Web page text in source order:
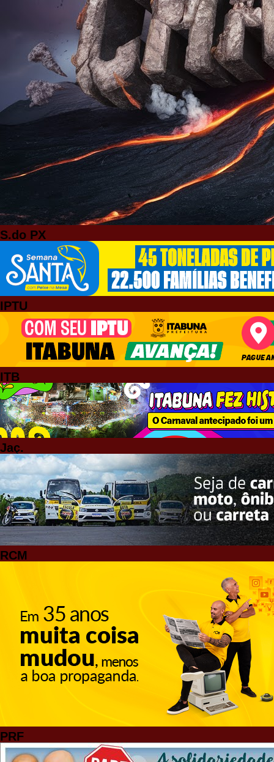
S.do PX
IPTU
ITB
Jaç.
RCM
PRF